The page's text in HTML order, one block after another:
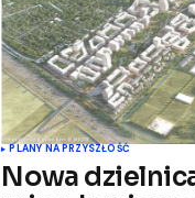
PLANY NA PRZYSZŁOŚĆ
Nowa